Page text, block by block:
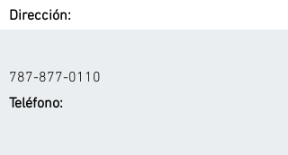
Dirección:
787-877-0110
Teléfono: